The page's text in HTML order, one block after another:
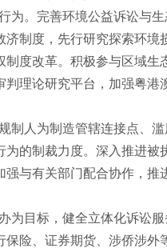
。完善环境公益诉讼与生
制度，先行研究探索环境
度改革。积极参与区域生
理论研究平台，加强粤港
人为制造管辖连接点、滥
的制裁力度。深入推进被
与有关部门配合协作，推
目标，健全立体化诉讼服
险、证券期货、涉侨涉外